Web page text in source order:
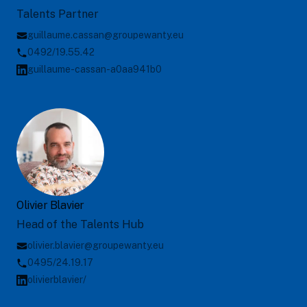
Talents Partner
guillaume.cassan@groupewanty.eu
0492/19.55.42
guillaume-cassan-a0aa941b0
Olivier Blavier
Head of the Talents Hub
olivier.blavier@groupewanty.eu
0495/24.19.17
olivierblavier/